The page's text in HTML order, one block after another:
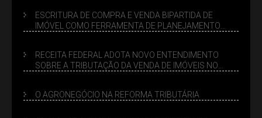
ESCRITURA DE COMPRA E VENDA BIPARTIDA DE
IMÓVEL COMO FERRAMENTA DE PLANEJAMENTO
RECEITA FEDERAL ADOTA NOVO ENTENDIMENTO
SOBRE A TRIBUTAÇÃO DA VENDA DE IMÓVEIS NO
O AGRONEGÓCIO NA REFORMA TRIBUTÁRIA